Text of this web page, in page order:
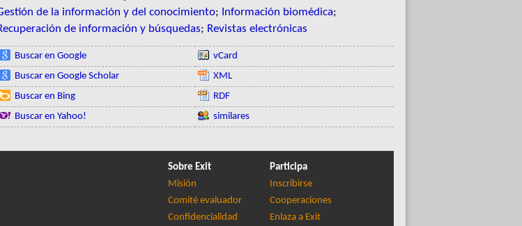
de la información y del conocimiento; Información biomédica;
de información y búsquedas; Revistas electrónicas
Buscar en Google
Buscar en Google Scholar
Buscar en Bing
Buscar en Yahoo!
vCard
XML
RDF
similares
Sobre Exit
Misión
Comité evaluador
Confidencialidad
Participa
Inscribirse
Cooperaciones
Enlaza a Exit